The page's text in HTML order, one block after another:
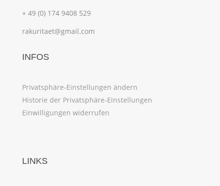
+ 49 (0) 174 9408 529
rakuritaet@gmail.com
INFOS
Privatsphäre-Einstellungen ändern
Historie der Privatsphäre-Einstellungen
Einwilligungen widerrufen
LINKS